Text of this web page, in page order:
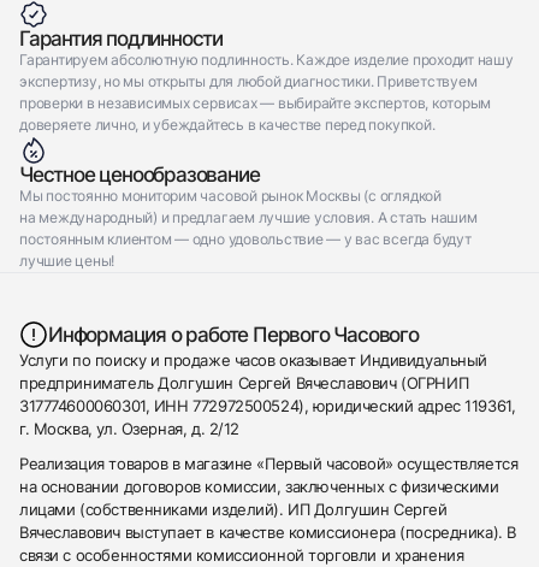
Гарантия подлинности
Гарантируем абсолютную подлинность. Каждое изделие проходит нашу
экспертизу, но мы открыты для любой диагностики. Приветствуем
проверки в независимых сервисах — выбирайте экспертов, которым
доверяете лично, и убеждайтесь в качестве перед покупкой.
Честное ценообразование
Мы постоянно мониторим часовой рынок Москвы (с оглядкой
на международный) и предлагаем лучшие условия. А стать нашим
постоянным клиентом — одно удовольствие — у вас всегда будут
лучшие цены!
Информация о работе Первого Часового
Услуги по поиску и продаже часов оказывает Индивидуальный
предприниматель Долгушин Сергей Вячеславович (ОГРНИП
317774600060301, ИНН 772972500524), юридический адрес 119361,
г. Москва, ул. Озерная, д. 2/12
Реализация товаров в магазине «Первый часовой» осуществляется
на основании договоров комиссии, заключенных с физическими
лицами (собственниками изделий). ИП Долгушин Сергей
Вячеславович выступает в качестве комиссионера (посредника). В
связи с особенностями комиссионной торговли и хранения